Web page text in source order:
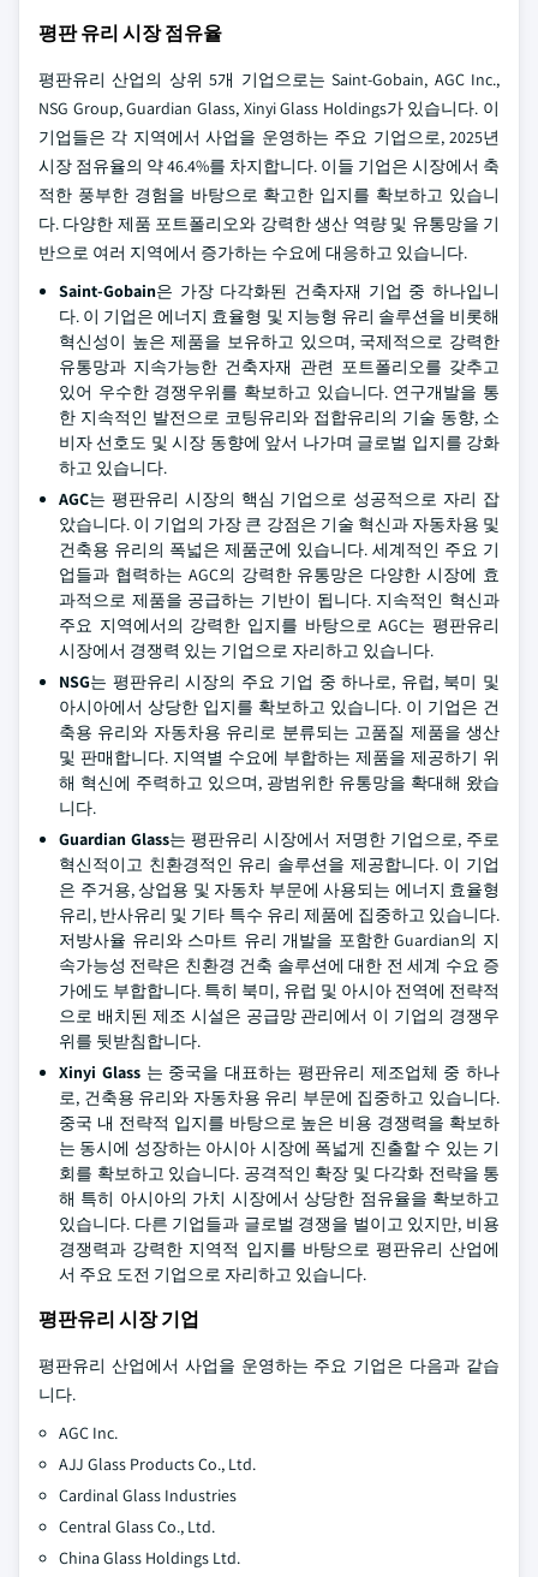
평판 유리 시장 점유율
평판유리 산업의 상위 5개 기업으로는 Saint-Gobain, AGC Inc.,
NSG Group, Guardian Glass, Xinyi Glass Holdings가 있습니다. 이
기업들은 각 지역에서 사업을 운영하는 주요 기업으로, 2025년
시장 점유율의 약 46.4%를 차지합니다. 이들 기업은 시장에서 축
적한 풍부한 경험을 바탕으로 확고한 입지를 확보하고 있습니
다. 다양한 제품 포트폴리오와 강력한 생산 역량 및 유통망을 기
반으로 여러 지역에서 증가하는 수요에 대응하고 있습니다.
Saint-Gobain은 가장 다각화된 건축자재 기업 중 하나입니
다. 이 기업은 에너지 효율형 및 지능형 유리 솔루션을 비롯해
혁신성이 높은 제품을 보유하고 있으며, 국제적으로 강력한
유통망과 지속가능한 건축자재 관련 포트폴리오를 갖추고
있어 우수한 경쟁우위를 확보하고 있습니다. 연구개발을 통
한 지속적인 발전으로 코팅유리와 접합유리의 기술 동향, 소
비자 선호도 및 시장 동향에 앞서 나가며 글로벌 입지를 강화
하고 있습니다.
AGC는 평판유리 시장의 핵심 기업으로 성공적으로 자리 잡
았습니다. 이 기업의 가장 큰 강점은 기술 혁신과 자동차용 및
건축용 유리의 폭넓은 제품군에 있습니다. 세계적인 주요 기
업들과 협력하는 AGC의 강력한 유통망은 다양한 시장에 효
과적으로 제품을 공급하는 기반이 됩니다. 지속적인 혁신과
주요 지역에서의 강력한 입지를 바탕으로 AGC는 평판유리
시장에서 경쟁력 있는 기업으로 자리하고 있습니다.
NSG는 평판유리 시장의 주요 기업 중 하나로, 유럽, 북미 및
아시아에서 상당한 입지를 확보하고 있습니다. 이 기업은 건
축용 유리와 자동차용 유리로 분류되는 고품질 제품을 생산
및 판매합니다. 지역별 수요에 부합하는 제품을 제공하기 위
해 혁신에 주력하고 있으며, 광범위한 유통망을 확대해 왔습
니다.
Guardian Glass는 평판유리 시장에서 저명한 기업으로, 주로
혁신적이고 친환경적인 유리 솔루션을 제공합니다. 이 기업
은 주거용, 상업용 및 자동차 부문에 사용되는 에너지 효율형
유리, 반사유리 및 기타 특수 유리 제품에 집중하고 있습니다.
저방사율 유리와 스마트 유리 개발을 포함한 Guardian의 지
속가능성 전략은 친환경 건축 솔루션에 대한 전 세계 수요 증
가에도 부합합니다. 특히 북미, 유럽 및 아시아 전역에 전략적
으로 배치된 제조 시설은 공급망 관리에서 이 기업의 경쟁우
위를 뒷받침합니다.
Xinyi Glass 는 중국을 대표하는 평판유리 제조업체 중 하나
로, 건축용 유리와 자동차용 유리 부문에 집중하고 있습니다.
중국 내 전략적 입지를 바탕으로 높은 비용 경쟁력을 확보하
는 동시에 성장하는 아시아 시장에 폭넓게 진출할 수 있는 기
회를 확보하고 있습니다. 공격적인 확장 및 다각화 전략을 통
해 특히 아시아의 가치 시장에서 상당한 점유율을 확보하고
있습니다. 다른 기업들과 글로벌 경쟁을 벌이고 있지만, 비용
경쟁력과 강력한 지역적 입지를 바탕으로 평판유리 산업에
서 주요 도전 기업으로 자리하고 있습니다.
평판유리 시장 기업
평판유리 산업에서 사업을 운영하는 주요 기업은 다음과 같습
니다.
AGC Inc.
AJJ Glass Products Co., Ltd.
Cardinal Glass Industries
Central Glass Co., Ltd.
China Glass Holdings Ltd.